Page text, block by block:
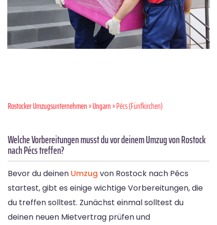
Rostocker Umzugsunternehmen»Ungarn» Pécs (Fünfkirchen)
Welche Vorbereitungen musst du vor deinem Umzug von Rostock
nach Pécs treffen?
Bevor du deinen Umzug von Rostock nach Pécs
startest, gibt es einige wichtige Vorbereitungen, die
du treffen solltest. Zunächst einmal solltest du
deinen neuen Mietvertrag prüfen und